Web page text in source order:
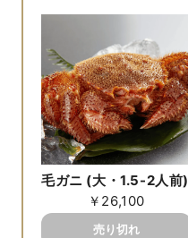
毛ガニ (大・1.5-2人前)
￥26,100